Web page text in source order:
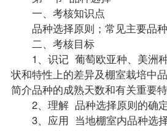
一、考核知识点
品种选择原则；常见主要品种
二、考核目标
1、识记 葡萄欧亚种、美洲种
状和特性上的差异及棚室栽培中
简介品种的成熟天数和有关重要特
2、理解 品种选择原则的确定
3、应用 当地棚室内品种选择